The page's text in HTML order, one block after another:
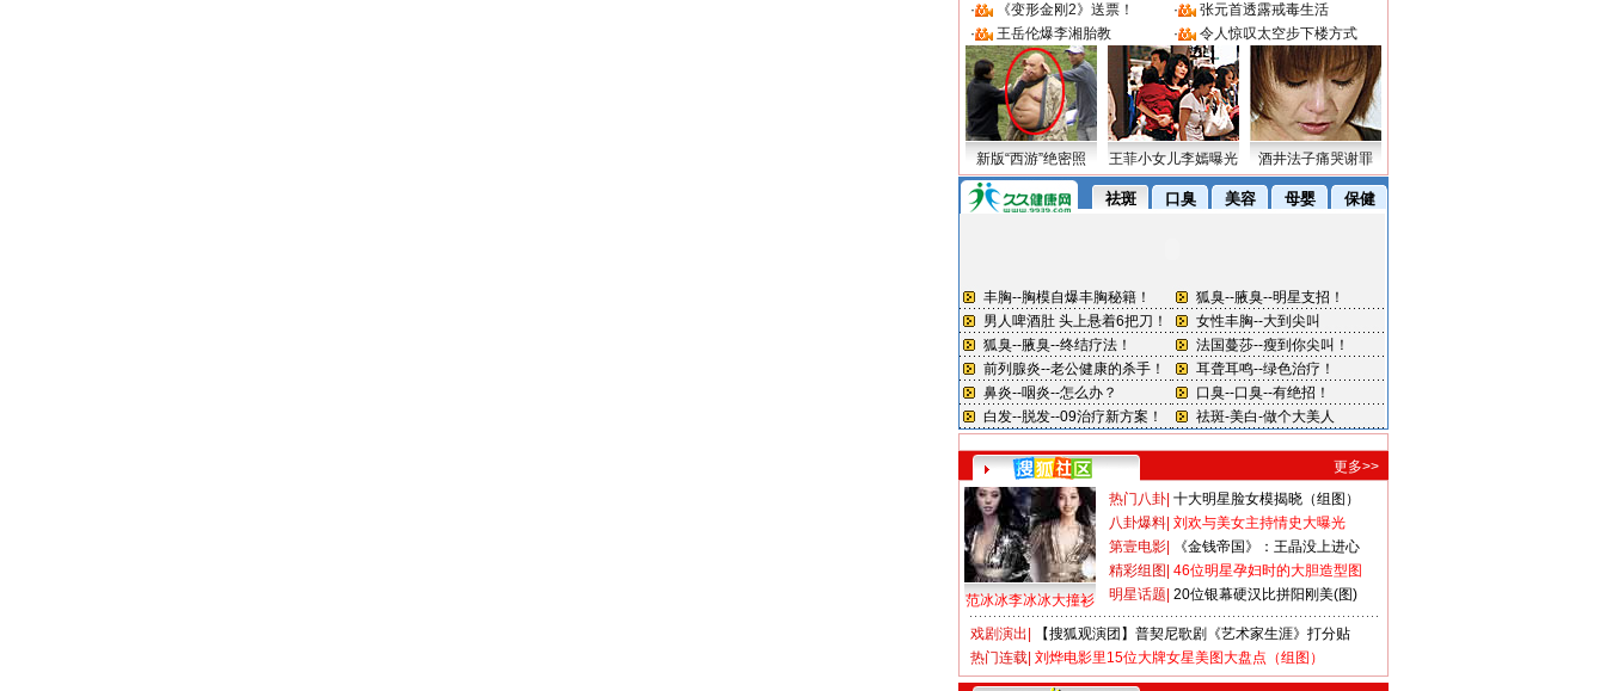
·
《变形金刚2》送票！ ·
张元首透露戒毒生活
·
王岳伦爆李湘胎教 · 令人惊叹太空步下楼方式
新版“西游”绝密照 王菲小女儿李嫣曝光 酒井法子痛哭谢罪
更多>>
范冰冰李冰冰大撞衫
热门八卦 十大明星脸女模揭晓（组图）
八卦爆料 刘欢与美女主持情史大曝光
第壹电影
《金钱帝国》：王晶没上进心
精彩组图 46位明星孕妇时的大胆造型图
明星话题 20位银幕硬汉比拼阳刚美(图)
戏剧演出
【搜狐观演团】普契尼歌剧《艺术家生涯》打分贴
热门连载 刘烨电影里15位大牌女星美图大盘点（组图）